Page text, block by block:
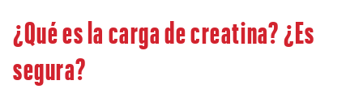
¿Qué es la carga de creatina? ¿Es
segura?